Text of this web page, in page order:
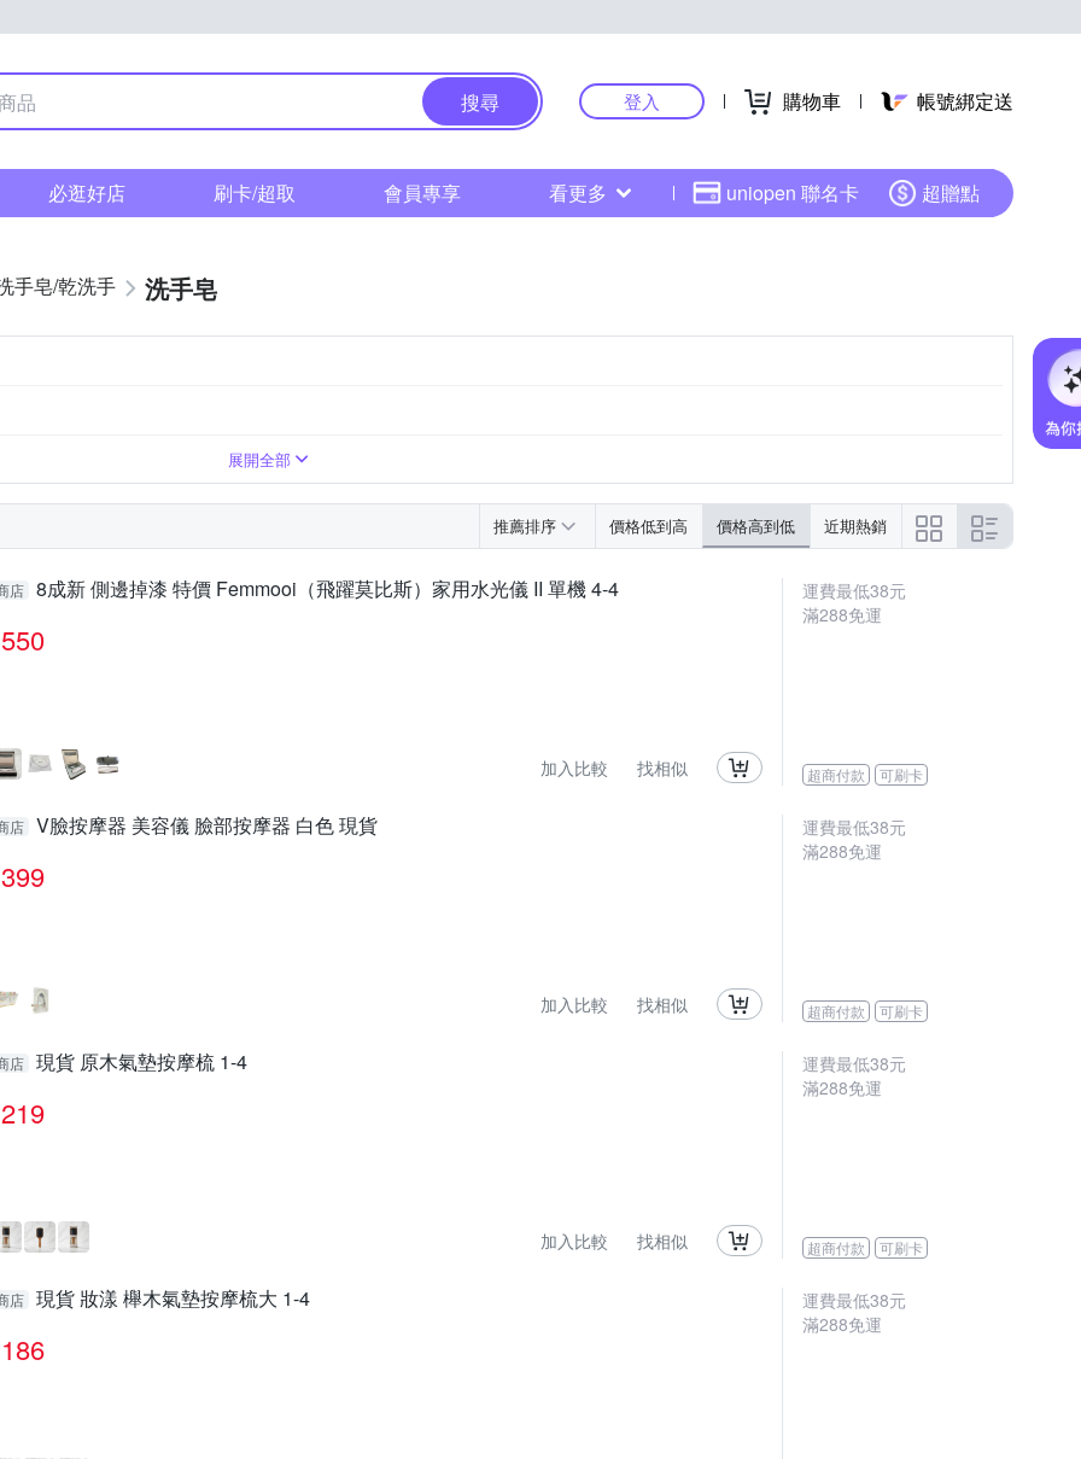
搜尋 登入 購物車 帳號綁定送
必逛好店 刷卡/超取 會員專享 看更多 uniopen 聯名卡 超贈點
手皂/乾洗手 洗手皂
精華油/保養油
2年，依商品外包裝所標示為主
展開全部
推薦排序 價格低到高 價格高到低 近期熱銷
店 8成新 側邊掉漆 特價 Femmooi（飛躍莫比斯）家用水光儀 II 單機 4-4
550
加入比較 找相似
運費最低38元
滿288免運
超商付款 可刷卡
店 V臉按摩器 美容儀 臉部按摩器 白色 現貨
399
加入比較 找相似
運費最低38元
滿288免運
超商付款 可刷卡
店 現貨 原木氣墊按摩梳 1-4
219
加入比較 找相似
運費最低38元
滿288免運
超商付款 可刷卡
店 現貨 妝漾 櫸木氣墊按摩梳大 1-4
186
運費最低38元
滿288免運